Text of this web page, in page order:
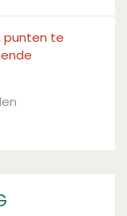
punten te